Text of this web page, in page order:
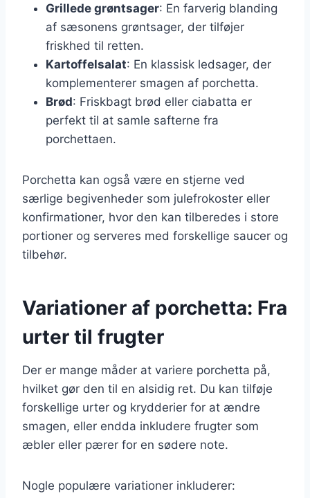
Grillede grøntsager: En farverig blanding
af sæsonens grøntsager, der tilføjer
friskhed til retten.
Kartoffelsalat: En klassisk ledsager, der
komplementerer smagen af porchetta.
Brød: Friskbagt brød eller ciabatta er
perfekt til at samle safterne fra
porchettaen.
Porchetta kan også være en stjerne ved
særlige begivenheder som julefrokoster eller
konfirmationer, hvor den kan tilberedes i store
portioner og serveres med forskellige saucer og
tilbehør.
Variationer af porchetta: Fra
urter til frugter
Der er mange måder at variere porchetta på,
hvilket gør den til en alsidig ret. Du kan tilføje
forskellige urter og krydderier for at ændre
smagen, eller endda inkludere frugter som
æbler eller pærer for en sødere note.
Nogle populære variationer inkluderer: